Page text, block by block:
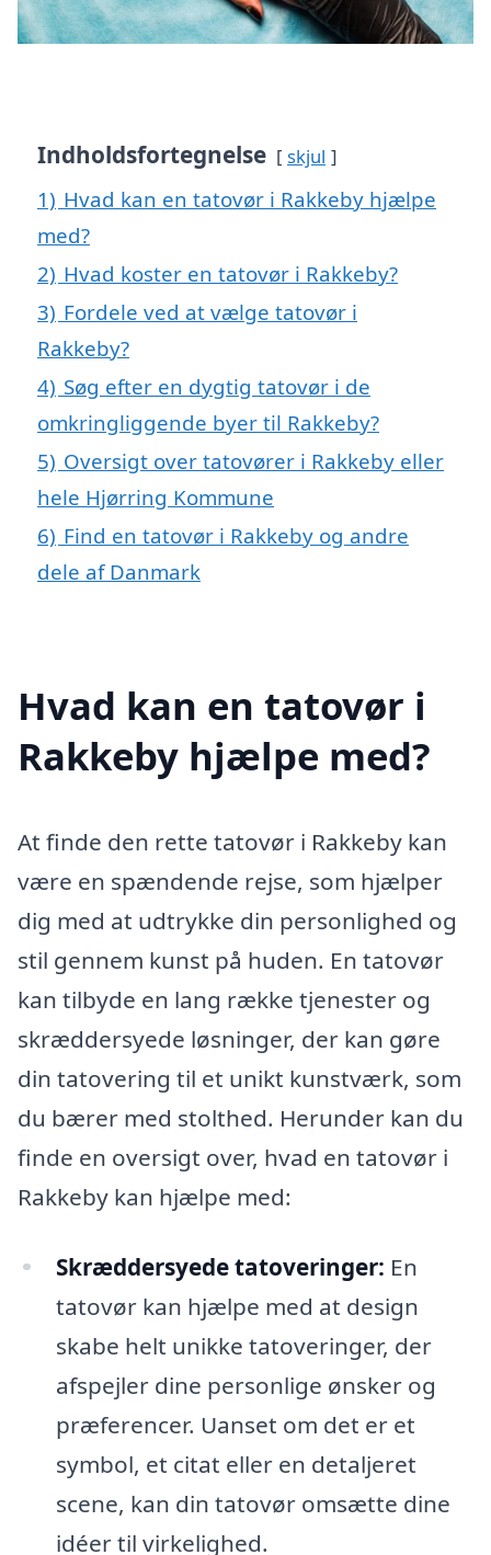
Indholdsfortegnelse skjul
1) Hvad kan en tatovør i Rakkeby hjælpe
med?
2) Hvad koster en tatovør i Rakkeby?
3) Fordele ved at vælge tatovør i
Rakkeby?
4) Søg efter en dygtig tatovør i de
omkringliggende byer til Rakkeby?
5) Oversigt over tatovører i Rakkeby eller
hele Hjørring Kommune
6) Find en tatovør i Rakkeby og andre
dele af Danmark
Hvad kan en tatovør i
Rakkeby hjælpe med?
At finde den rette tatovør i Rakkeby kan
være en spændende rejse, som hjælper
dig med at udtrykke din personlighed og
stil gennem kunst på huden. En tatovør
kan tilbyde en lang række tjenester og
skræddersyede løsninger, der kan gøre
din tatovering til et unikt kunstværk, som
du bærer med stolthed. Herunder kan du
finde en oversigt over, hvad en tatovør i
Rakkeby kan hjælpe med:
Skræddersyede tatoveringer: En
tatovør kan hjælpe med at design
skabe helt unikke tatoveringer, der
afspejler dine personlige ønsker og
præferencer. Uanset om det er et
symbol, et citat eller en detaljeret
scene, kan din tatovør omsætte dine
idéer til virkelighed.